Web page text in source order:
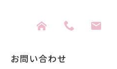
お問い合わせ